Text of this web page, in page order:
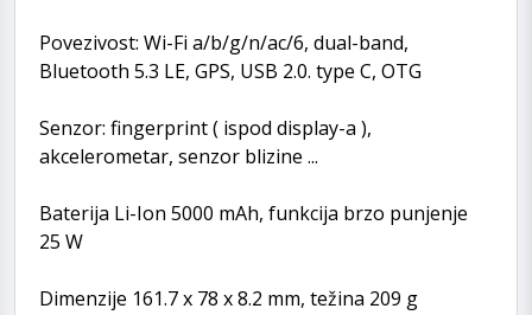
Povezivost: Wi-Fi a/b/g/n/ac/6, dual-band,
Bluetooth 5.3 LE, GPS, USB 2.0. type C, OTG
Senzor: fingerprint ( ispod display-a ),
akcelerometar, senzor blizine ...
Baterija Li-Ion 5000 mAh, funkcija brzo punjenje
25 W
Dimenzije 161.7 x 78 x 8.2 mm, težina 209 g